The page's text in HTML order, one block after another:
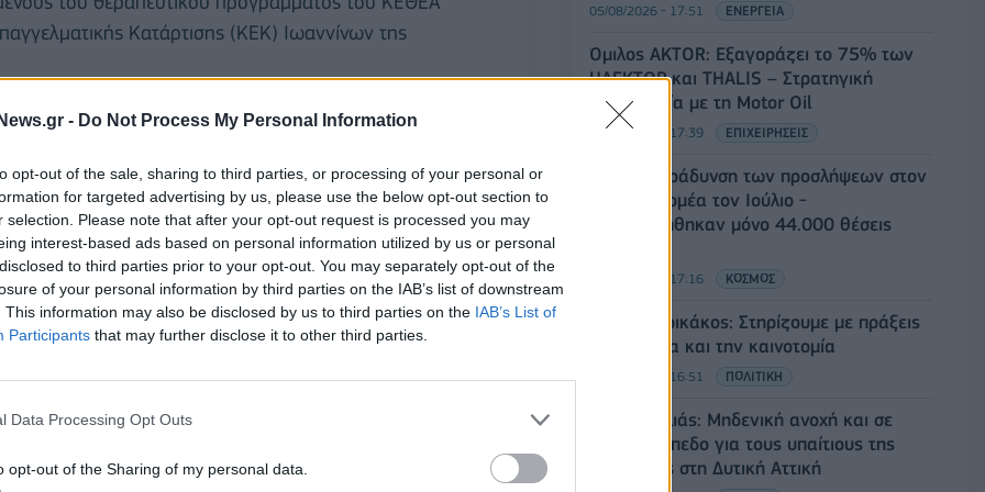
- Do Not Process My Personal Information
opt-out of the sale, sharing to third parties, or processing of your personal or
for targeted advertising by us, please use the below opt-out section to
selection. Please note that after your opt-out request is processed you may
interest-based ads based on personal information utilized by us or personal
to third parties prior to your opt-out. You may separately opt-out of the
of your personal information by third parties on the IAB’s list of downstream
This information may also be disclosed by us to third parties on the IAB’s List of
Participants that may further disclose it to other third parties.
Data Processing Opt Outs
opt-out of the Sharing of my personal data.
Κατάρτισης (ΚΕΚ) Ιωαννίνων της
θέτει ως προτεραιότητα τον σχεδιασμό
επαγγελματικής κατάρτισης που
ομάδων, με στόχο την ενίσχυση της
τα οποία έχουν ζήτηση στην αγορά εργασίας. Τα
μέσω εξειδικευμένων προγραμμάτων
επανένταξη, κρίνονται ιδιαιτέρως κρίσιμα
στη φάση της κοινωνικής επανένταξής
θα είναι ικανοί να προετοιμάζουν τα
ανά εποχή του έτους, να ακολουθούν τις
καλλιέργειας αρωματικών–φαρμακευτικών φυτών,
και μεταποίησής τους, σύμφωνα με τα
05/08/2026 - 17:51 ΕΝΕΡΓΕΙΑ
Όμιλος AKTOR: Εξαγοράζει το 75% των
ΗΛΕΚΤΩΡ και THALIS – Στρατηγική
συνεργασία με τη Motor Oil
05/08/2026 - 17:39 ΕΠΙΧΕΙΡΗΣΕΙΣ
ΗΠΑ: Επιβράδυνση των προσλήψεων στον
ιδιωτικό τομέα τον Ιούλιο -
Δημιουργήθηκαν μόνο 44.000 θέσεις
05/08/2026 - 17:16 ΚΟΣΜΟΣ
Τ. Θεοδωρικάκος: Στηρίζουμε με πράξεις
την έρευνα και την καινοτομία
05/08/2026 - 16:51 ΠΟΛΙΤΙΚΗ
Ν. Χαρδαλιάς: Μηδενική ανοχή και σε
νομικό επίπεδο για τους υπαίτιους της
πυρκαγιάς στη Δυτική Αττική